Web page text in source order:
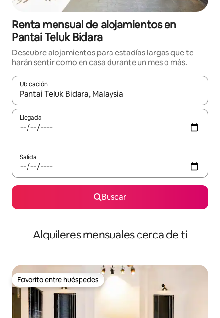
Renta mensual de alojamientos en
Pantai Teluk Bidara
Descubre alojamientos para estadías largas que te
harán sentir como en casa durante un mes o más.
Ubicación
Cuando los resultados estén disponibles, navega con las
Llegada
Salida
Buscar
Alquileres mensuales cerca de ti
Favorito entre huéspedes
Favorito entre huéspedes